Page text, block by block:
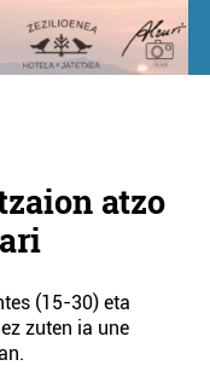
atzo
(15-30) eta
zuten ia une